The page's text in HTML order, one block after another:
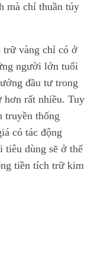
mà chỉ thuần túy
trữ vàng chỉ có ở
người lớn tuổi
đầu tư trong
hơn rất nhiều. Tuy
truyền thống
có tác động
tiêu dùng sẽ ở thế
tiền tích trữ kim